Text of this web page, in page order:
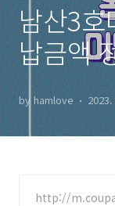
남산3호
납금액
by hamlove
http://